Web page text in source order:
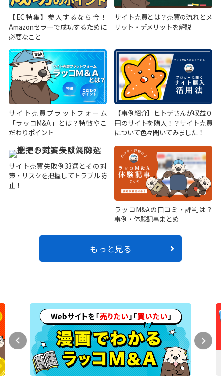
【EC特集】参入するなら今！
Amazonセラーで成功するために
必要なこと
サイト売買とは？売買の流れとメ
リット・デメリットを解説
サイト売買プラットフォーム
「ラッコM&A」とは？特徴やこ
だわりポイント
【事例紹介】ヒトデさんが収益０
円のサイトを購入！？サイト売買
について色々聞いてみました！
サイト売買失敗例33選とその対
策・リスクを把握してトラブル防
止！
ラッコM&Aの口コミ・評判は？
事例・体験記事まとめ
もっと見る